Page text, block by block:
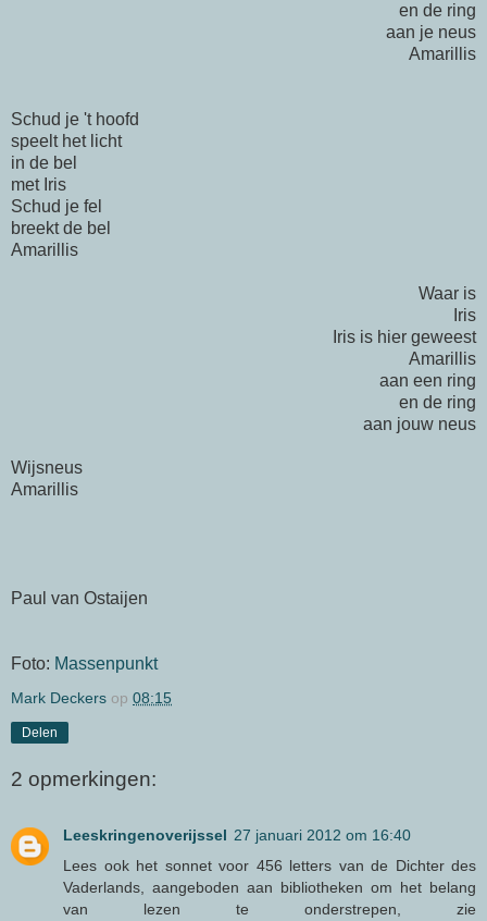
en de ring
aan je neus
Amarillis
Schud je 't hoofd
speelt het licht
in de bel
met Iris
Schud je fel
breekt de bel
Amarillis
Waar is
Iris
Iris is hier geweest
Amarillis
aan een ring
en de ring
aan jouw neus
Wijsneus
Amarillis
Paul van Ostaijen
Foto: Massenpunkt
Mark Deckers op 08:15
Delen
2 opmerkingen:
Leeskringenoverijssel 27 januari 2012 om 16:40
Lees ook het sonnet voor 456 letters van de Dichter des
Vaderlands, aangeboden aan bibliotheken om het belang
van lezen te onderstrepen, zie